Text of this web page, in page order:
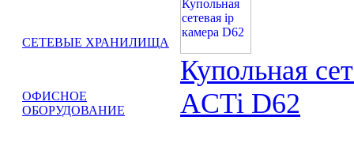
СЕТЕВЫЕ ХРАНИЛИЩА
ОФИСНОЕ
ОБОРУДОВАНИЕ
Купольная
ACTi D62